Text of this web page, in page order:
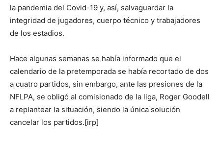
la pandemia del Covid-19 y, así, salvaguardar la
integridad de jugadores, cuerpo técnico y trabajadores
de los estadios.
Hace algunas semanas se había informado que el
calendario de la pretemporada se había recortado de dos
a cuatro partidos, sin embargo, ante las presiones de la
NFLPA, se obligó al comisionado de la liga, Roger Goodell
a replantear la situación, siendo la única solución
cancelar los partidos.[irp]